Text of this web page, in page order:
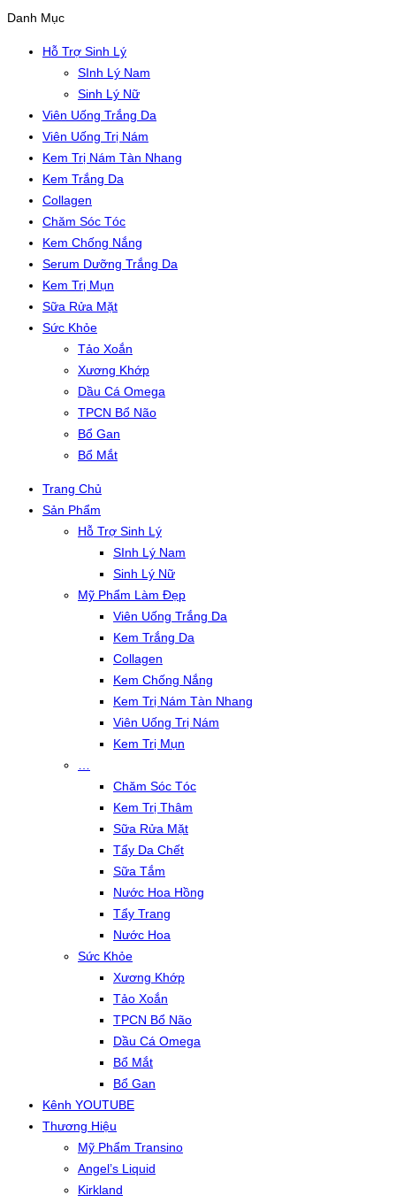
Danh Mục
Hỗ Trợ Sinh Lý
SInh Lý Nam
Sinh Lý Nữ
Viên Uống Trắng Da
Viên Uống Trị Nám
Kem Trị Nám Tàn Nhang
Kem Trắng Da
Collagen
Chăm Sóc Tóc
Kem Chống Nắng
Serum Dưỡng Trắng Da
Kem Trị Mụn
Sữa Rửa Mặt
Sức Khỏe
Tảo Xoắn
Xương Khớp
Dầu Cá Omega
TPCN Bổ Não
Bổ Gan
Bổ Mắt
Trang Chủ
Sản Phẩm
Hỗ Trợ Sinh Lý
SInh Lý Nam
Sinh Lý Nữ
Mỹ Phẩm Làm Đẹp
Viên Uống Trắng Da
Kem Trắng Da
Collagen
Kem Chống Nắng
Kem Trị Nám Tàn Nhang
Viên Uống Trị Nám
Kem Trị Mụn
Chăm Sóc Tóc
Kem Trị Thâm
Sữa Rửa Mặt
Tẩy Da Chết
Sữa Tắm
Nước Hoa Hồng
Tẩy Trang
Nước Hoa
Sức Khỏe
Xương Khớp
Tảo Xoắn
TPCN Bổ Não
Dầu Cá Omega
Bổ Mắt
Bổ Gan
Kênh YOUTUBE
Thương Hiệu
Mỹ Phẩm Transino
Angel’s Liquid
Kirkland